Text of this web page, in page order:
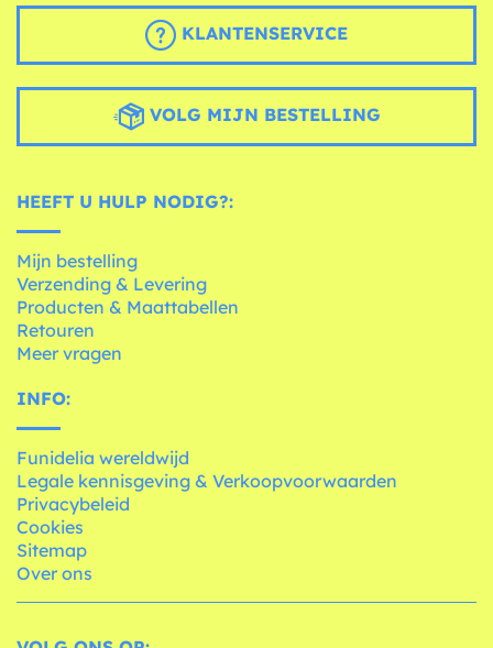
KLANTENSERVICE
VOLG MIJN BESTELLING
HEEFT U HULP NODIG?:
Mijn bestelling
Verzending & Levering
Producten & Maattabellen
Retouren
Meer vragen
INFO:
Funidelia wereldwijd
Legale kennisgeving & Verkoopvoorwaarden
Privacybeleid
Cookies
Sitemap
Over ons